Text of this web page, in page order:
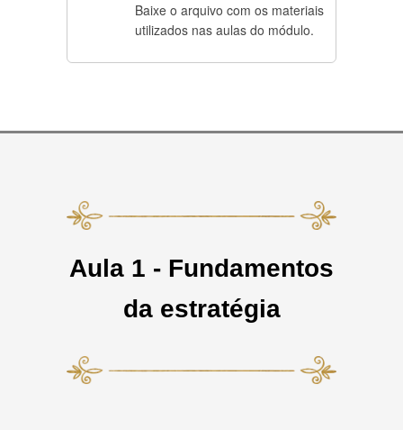
Baixe o arquivo com os materiais
utilizados nas aulas do módulo.
Aula 1 - Fundamentos
da estratégia